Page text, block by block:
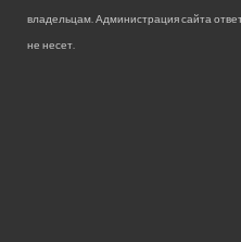
владельцам. Администрация сайта
не несет.